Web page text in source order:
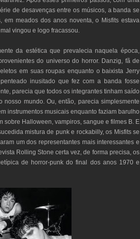
de desavenças entre os músicos, a banda se
meados dos anos noventa, o Misfits estava
vingou e logo fracassou.
da estética que prevalecia naquela época,
do universo do horror. Danzig, fã de
em suas roupas enquanto o baixista Jerry
inusitado que fez com a banda fosse
parecia que todos os integrantes tinham saído
mundo. Ou, então, parecia simplesmente
instrumentos musicais enquanto faziam barulho
sobre Halloween, vampiros, sangue e filmes B. E
mistura de punk e rockabilly, os Misfits se
um dos representantes mais interessantes e
Rolling Stone certa vez, de forma precisa, os
de horror-punk do final dos anos 1970 e